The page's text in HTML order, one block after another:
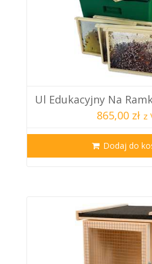
Ul Edukacyjny Na
865,00 zł z
Dodaj do